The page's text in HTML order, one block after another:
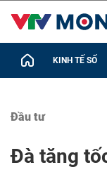
KINH TẾ SỐ
Đầu tư
Đà tăng